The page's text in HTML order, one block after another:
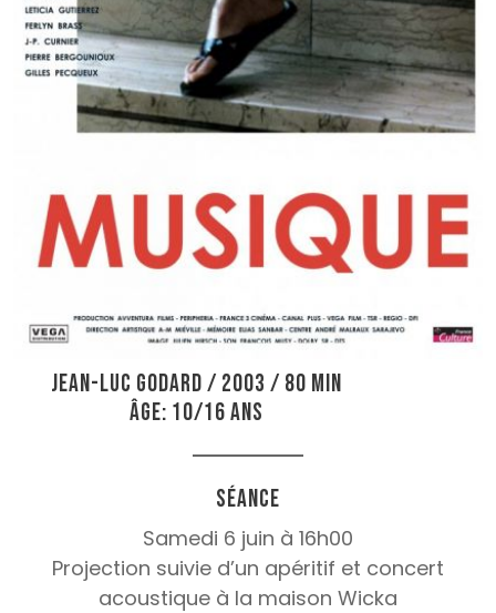
Jean-Luc Godard / 2003 / 80 min
Âge: 10/16 ans
Séance
Samedi 6 juin à 16h00
Projection suivie d’un apéritif et concert
acoustique à la maison Wicka